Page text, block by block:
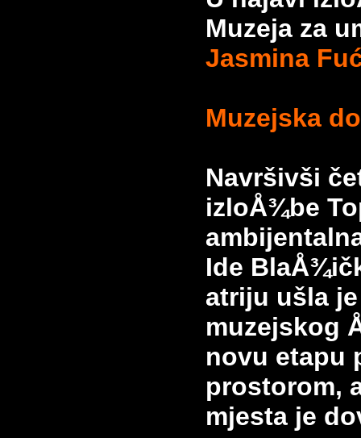
Muzeja za
Jasmina
Muzejska
Navršivši
izloÅ¾be
Ide
atriju ušla
muzejskog
novu etapu
prostorom,
mjesta je